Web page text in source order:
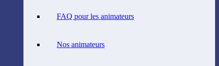
FAQ pour les animateurs
Nos animateurs